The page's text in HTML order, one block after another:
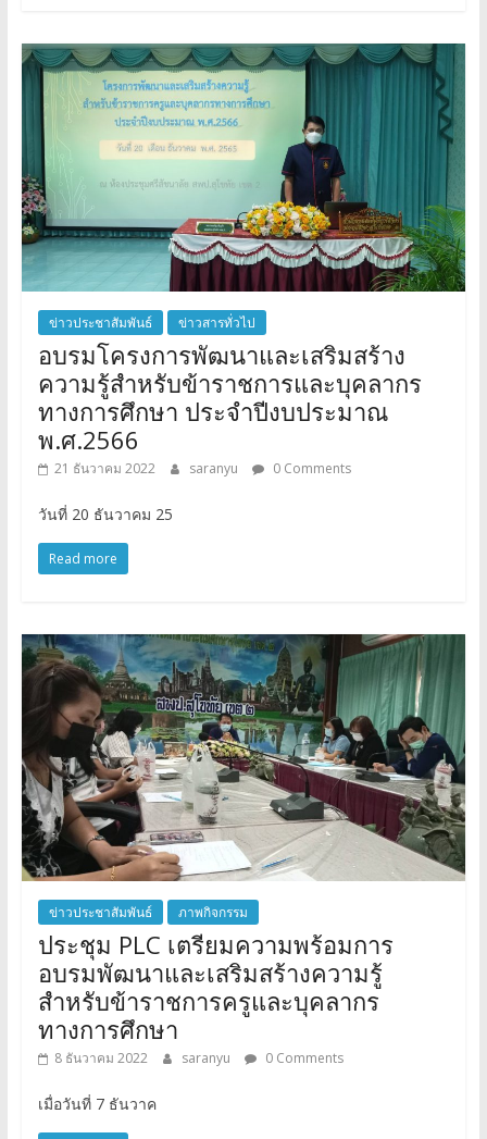
ข่าวประชาสัมพันธ์ ข่าวสารทั่วไป
อบรมโครงการพัฒนาและเสริมสร้าง
ความรู้สำหรับข้าราชการและบุคลากร
ทางการศึกษา ประจำปีงบประมาณ
พ.ศ.2566
21 ธันวาคม 2022 saranyu 0 Comments
วันที่ 20 ธันวาคม 25
Read more
ข่าวประชาสัมพันธ์ ภาพกิจกรรม
ประชุม PLC เตรียมความพร้อมการ
อบรมพัฒนาและเสริมสร้างความรู้
สำหรับข้าราชการครูและบุคลากร
ทางการศึกษา
8 ธันวาคม 2022 saranyu 0 Comments
เมื่อวันที่ 7 ธันวาค